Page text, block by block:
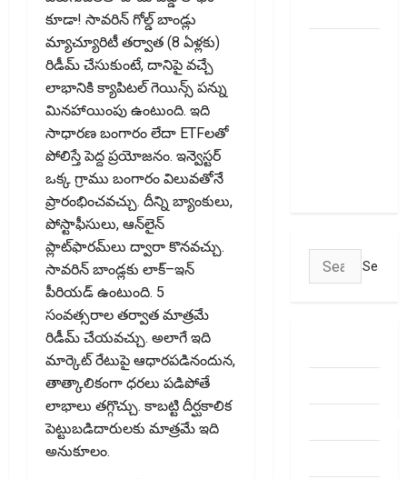
కూడా! సావరిన్‌ గోల్డ్‌ బాండ్లు
మ్యాచ్యూరిటీ తర్వాత (8 ఏళ్లకు)
రిడీమ్‌ చేసుకుంటే, దానిపై వచ్చే
లాభానికి క్యాపిటల్‌ గెయిన్స్‌ పన్ను
మినహాయింపు ఉంటుంది. ఇది
సాధారణ బంగారం లేదా ETFలతో
పోలిస్తే పెద్ద ప్రయోజనం. ఇన్వెస్టర్‌
ఒక్క గ్రాము బంగారం విలువతోనే
ప్రారంభించవచ్చు. దీన్ని బ్యాంకులు,
పోస్టాఫీసులు, ఆన్‌లైన్‌
ప్లాట్‌ఫారమ్‌లు ద్వారా కొనవచ్చు.
సావరిన్‌ బాండ్లకు లాక్‌–ఇన్‌
పీరియడ్‌ ఉంటుంది. 5
సంవత్సరాల తర్వాత మాత్రమే
రిడీమ్‌ చేయవచ్చు. అలాగే ఇది
మార్కెట్‌ రేటుపై ఆధారపడినందున,
తాత్కాలికంగా ధరలు పడిపోతే
లాభాలు తగ్గొచ్చు. కాబట్టి దీర్ఘకాలిక
పెట్టుబడిదారులకు మాత్రమే ఇది
అనుకూలం.
Search
for: